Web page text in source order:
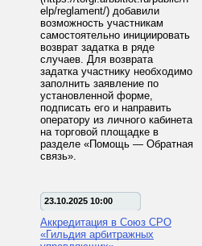
elp/reglament/) добавили
возможность участникам
самостоятельно инициировать
возврат задатка в ряде
случаев. Для возврата
задатка участнику необходимо
заполнить заявление по
установленной форме,
подписать его и направить
оператору из личного кабинета
на торговой площадке в
разделе «Помощь — Обратная
связь».
23.10.2025 10:00
Аккредитация в Союз СРО
«Гильдия арбитражных